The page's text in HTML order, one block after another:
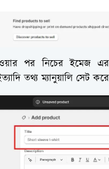
পর নিচের ইমেজ এর
তথ্য ম্যানুয়ালি সেট